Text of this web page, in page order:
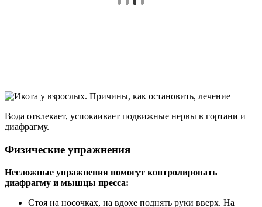
Вода отвлекает, успокаивает подвижные нервы в гортани и
диафрагму.
Физические упражнения
Несложные упражнения помогут контролировать
диафрагму и мышцы пресса:
Стоя на носочках, на вдохе поднять руки вверх. На